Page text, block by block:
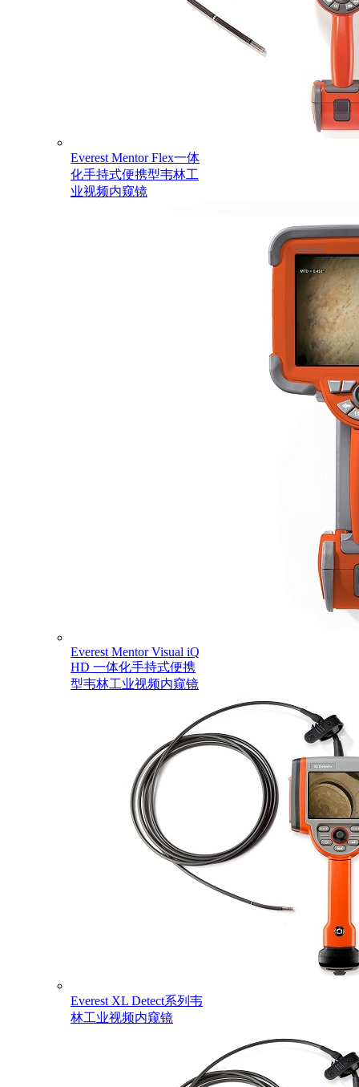
Everest Mentor Flex一体
化手持式便携型韦林工
业视频内窥镜
Everest Mentor Visual iQ
HD 一体化手持式便携
型韦林工业视频内窥镜
Everest XL Detect系列韦
林工业视频内窥镜